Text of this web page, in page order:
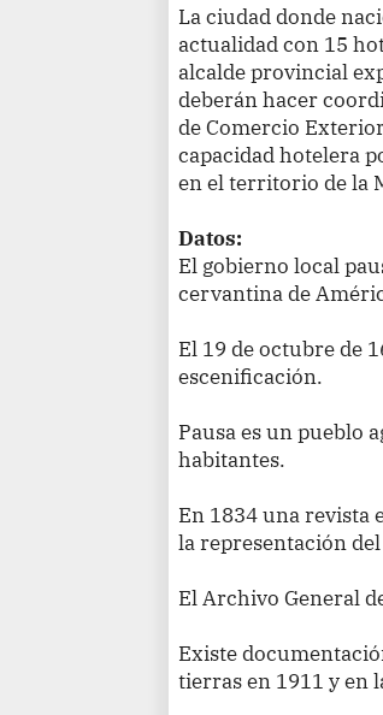
La ciudad donde
actualidad con 15
alcalde provincial
deberán hacer
de Comercio
capacidad hotelera
en el territorio de la
Datos:
El gobierno local
cervantina de
El 19 de octubre de
escenificación.
Pausa es un pueblo
habitantes.
En 1834 una revista
la representación
El Archivo General
Existe
tierras en 1911 y en